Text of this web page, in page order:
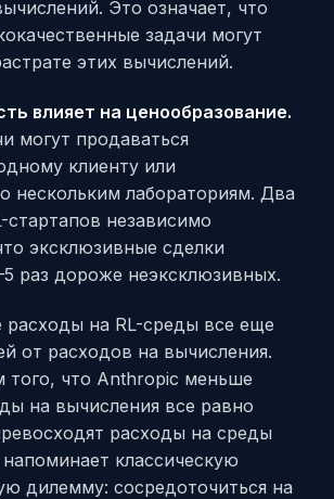
Это означает, что
задачи могут
этих вычислений.
влияет на ценообразование.
могут продаваться
клиенту или
нескольким лабораториям. Два
стартапов независимо
эксклюзивные сделки
раз дороже неэксклюзивных.
на RL-среды все еще
от расходов на вычисления.
того, что Anthropic меньше
на вычисления все равно
расходы на среды
классическую
дилемму: сосредоточиться на